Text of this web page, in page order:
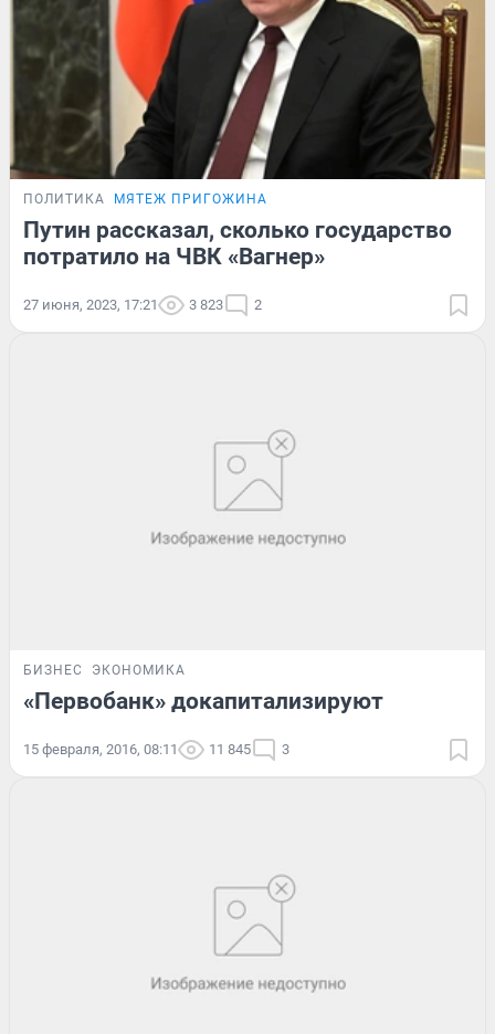
ПОЛИТИКА МЯТЕЖ ПРИГОЖИНА
Путин рассказал, сколько государство
потратило на ЧВК «Вагнер»
27 июня, 2023, 17:21 3 823 2
БИЗНЕС ЭКОНОМИКА
«Первобанк» докапитализируют
15 февраля, 2016, 08:11 11 845 3